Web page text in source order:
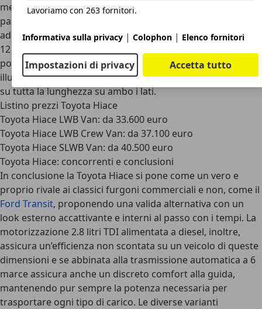
medesima versione ad uso commerciale. La Toyota Hiace a
passo lungo, infine, è anch’essa disponibile in versione
adatta al trasporto di persone: nello specifico parliamo di
12 passeggeri trasportabili su quattro file di sedili
posteriori, a cui è anche assicurata un’adeguata
illuminazione naturale grazie alle ampie finestre disposte
su tutta la lunghezza su ambo i lati.
Listino prezzi Toyota Hiace
Toyota Hiace LWB Van: da 33.600 euro
Toyota Hiace LWB Crew Van: da 37.100 euro
Toyota Hiace SLWB Van: da 40.500 euro
Toyota Hiace: concorrenti e conclusioni
In conclusione la Toyota Hiace si pone come un vero e
proprio rivale ai classici furgoni commerciali e non, come il
Ford Transit, proponendo una valida alternativa con un
look esterno accattivante e interni al passo con i tempi. La
motorizzazione 2.8 litri TDI alimentata a diesel, inoltre,
assicura un’efficienza non scontata su un veicolo di queste
dimensioni e se abbinata alla trasmissione automatica a 6
marce assicura anche un discreto comfort alla guida,
mantenendo pur sempre la potenza necessaria per
trasportare ogni tipo di carico. Le diverse varianti
Lavoriamo con 263 fornitori.
Informativa sulla privacy | Colophon | Elenco fornitori
Impostazioni di privacy Accetta tutto